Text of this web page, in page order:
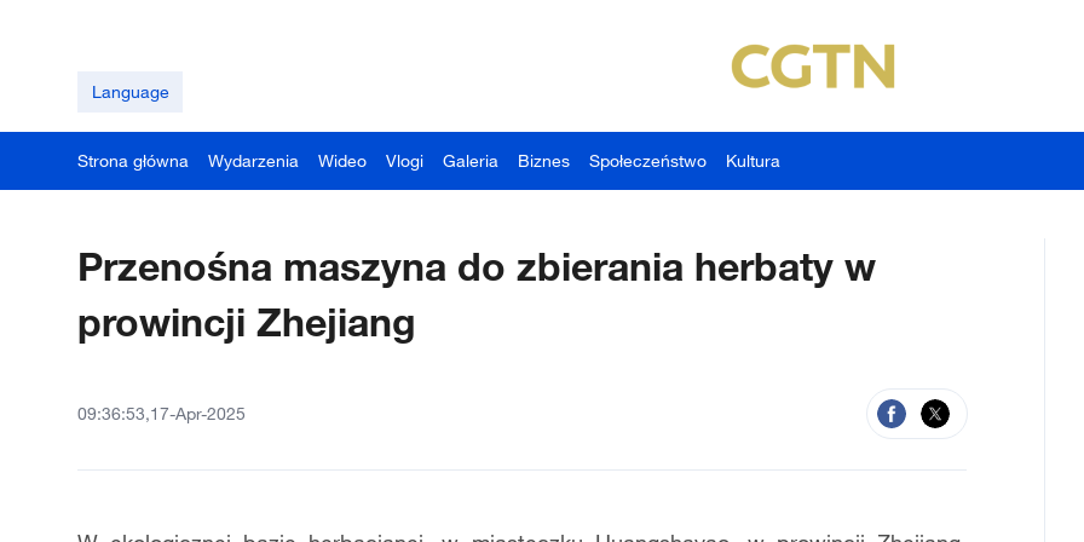
Language
Strona główna Wydarzenia Wideo Vlogi Galeria Biznes Społeczeństwo Kultura
Przenośna maszyna do zbierania herbaty w
prowincji Zhejiang
09:36:53,17-Apr-2025